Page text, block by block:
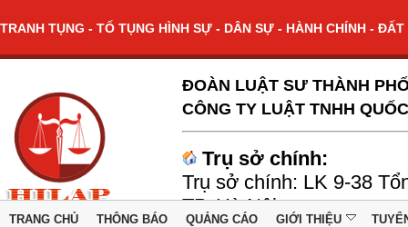
TRANH TỤNG - TỐ TỤNG HÌNH SỰ - DÂN SỰ - HÀNH CHÍNH -
ĐOÀN LUẬT SƯ THÀNH
CÔNG TY LUẬT TNHH
Trụ sở chính:
Trụ sở chính: LK 9-38
TP. Hà Nội
TRANG CHỦ THÔNG BÁO QUẢNG CÁO GIỚI THIỆU